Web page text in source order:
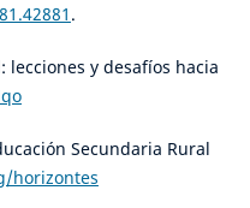
.
lecciones y desafíos hacia
Secundaria Rural
horizontes